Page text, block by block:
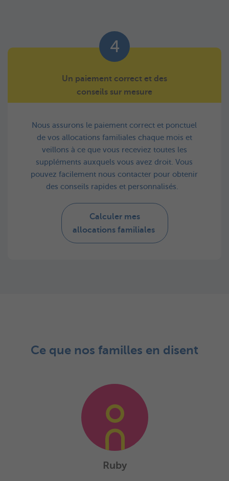
4
Un paiement correct et des
conseils sur mesure
Nous assurons le paiement correct et ponctuel
de vos allocations familiales chaque mois et
veillons à ce que vous receviez toutes les
suppléments auxquels vous avez droit. Vous
pouvez facilement nous contacter pour obtenir
des conseils rapides et personnalisés.
Calculer mes
allocations familiales
Ce que nos familles en disent
Ruby